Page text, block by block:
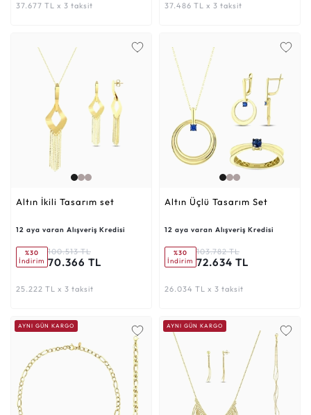
37.677 TL x 3 taksit 37.486 TL x 3 taksit
Altın İkili Tasarım set
12 aya varan Alışveriş Kredisi
%30
İndirim
100.513 TL
70.366 TL
25.222 TL x 3 taksit
Altın Üçlü Tasarım Set
12 aya varan Alışveriş Kredisi
%30
İndirim
103.782 TL
72.634 TL
26.034 TL x 3 taksit
AYNI GÜN KARGO AYNI GÜN KARGO